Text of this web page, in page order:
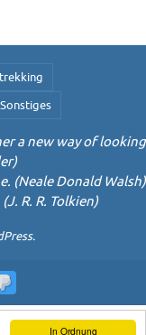
In Ordnung
Sonstiges
a new way of looking
(Neale Donald Walsh)
R. R. Tolkien)